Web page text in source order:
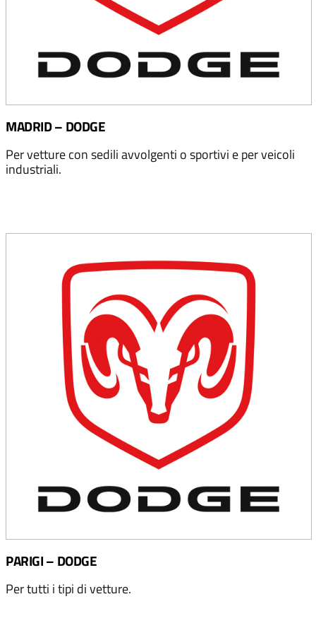
MADRID – DODGE
Per vetture con sedili avvolgenti o sportivi e per veicoli
industriali.
PARIGI – DODGE
Per tutti i tipi di vetture.